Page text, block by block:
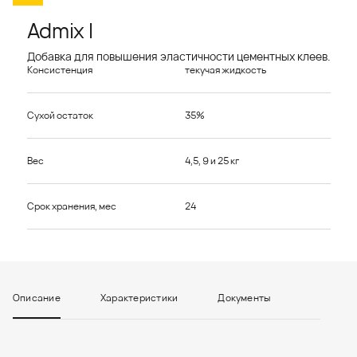
Admix I
Добавка для повышения эластичности цементных клеев.
Консистенция текучая жидкость
Сухой остаток 35%
Вес 4,5, 9 и 25 кг
Срок хранения, мес 24
Описание Характеристики Документы